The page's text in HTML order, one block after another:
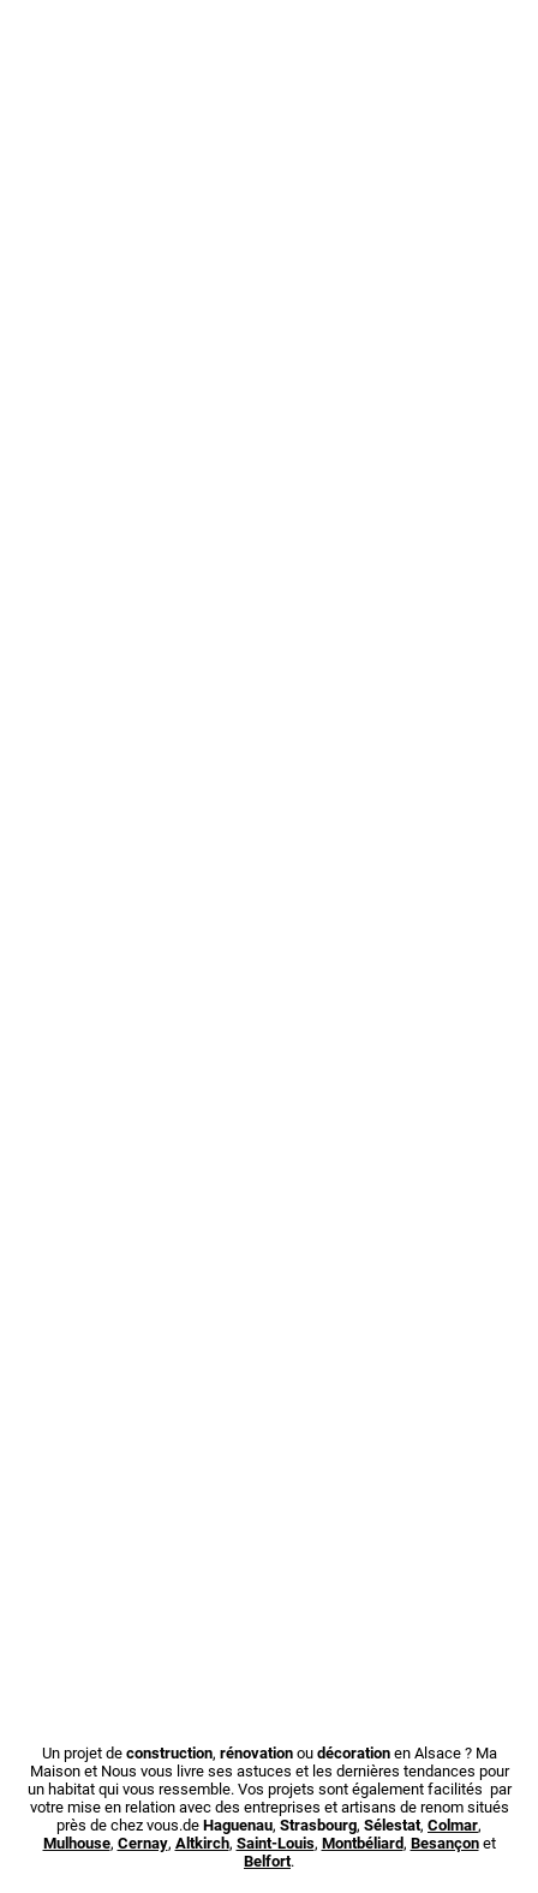
Un projet de construction, rénovationou décorationen Alsace ? Ma
Maison et Nous vous livre ses astuces et les dernières tendances pour
un habitat qui vous ressemble. Vos projets sont également facilités par
votre mise en relation avec des entreprises et artisans de renom situés
près de chez vous.de Haguenau, Strasbourg, Sélestat, Colmar,
Mulhouse, Cernay, Altkirch, Saint-Louis, Montbéliard, Besançonet
Belfort.